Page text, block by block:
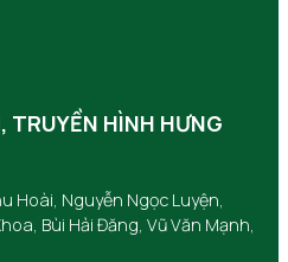
TRUYỀN HÌNH HƯNG
Hoài, Nguyễn Ngọc Luyện,
Bùi Hải Đăng, Vũ Văn Mạnh,